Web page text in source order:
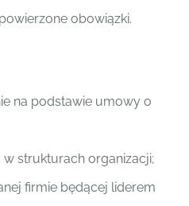
obowiązki.
na podstawie umowy o
strukturach organizacji;
firmie będącej liderem